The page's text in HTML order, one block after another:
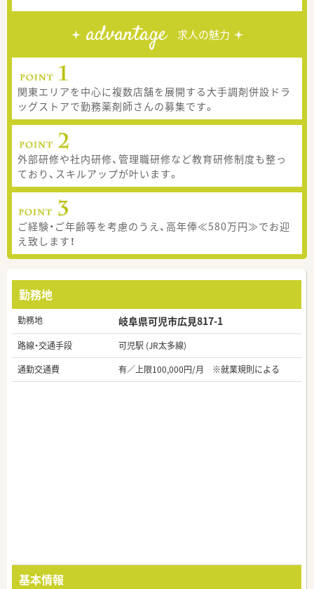
advantage 求人の魅力
関東エリアを中心に複数店舗を展開する大手調剤併設ドラ
ッグストアで勤務薬剤師さんの募集です。
外部研修や社内研修、管理職研修など教育研修制度も整っ
ており、スキルアップが叶います。
ご経験・ご年齢等を考慮のうえ、高年俸≪580万円≫でお迎
え致します！
勤務地
勤務地 岐阜県可児市広見817-1
路線・交通手段
可児駅 (JR太多線)
通勤交通費
有／上限100,000円/月 ※就業規則による
基本情報